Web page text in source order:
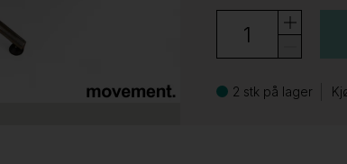
2 stk på lager